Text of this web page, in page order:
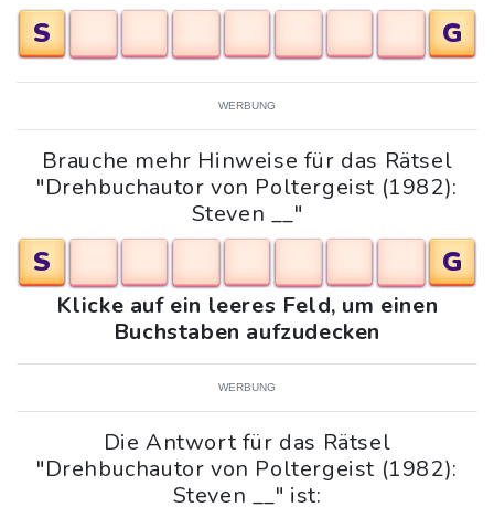
S
G
WERBUNG
Brauche mehr Hinweise für das Rätsel
"Drehbuchautor von Poltergeist (1982):
Steven __"
S G
Klicke auf ein leeres Feld, um einen
Buchstaben aufzudecken
WERBUNG
Die Antwort für das Rätsel
"Drehbuchautor von Poltergeist (1982):
Steven __" ist: